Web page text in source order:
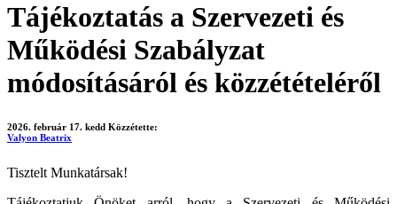
Tájékoztatás a Szervezeti és
Működési Szabályzat
módosításáról és közzétételéről
2026. február 17. kedd Közzétette:
Valyon Beatrix
Tisztelt Munkatársak!